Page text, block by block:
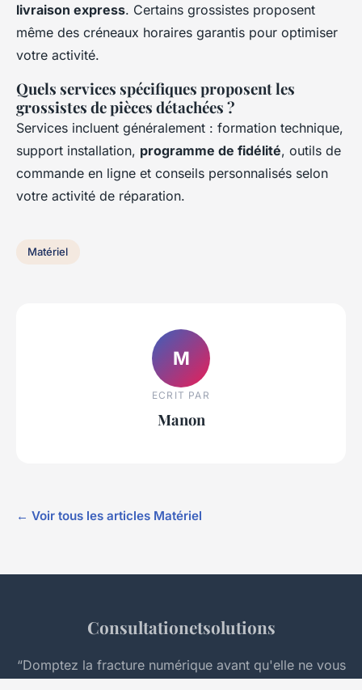
livraison express. Certains grossistes proposent
même des créneaux horaires garantis pour optimiser
votre activité.
Quels services spécifiques proposent les
grossistes de pièces détachées ?
Services incluent généralement : formation technique,
support installation, programme de fidélité, outils de
commande en ligne et conseils personnalisés selon
votre activité de réparation.
Matériel
M
ECRIT PAR
Manon
← Voir tous les articles Matériel
Consultationetsolutions
“Domptez la fracture numérique avant qu'elle ne vous